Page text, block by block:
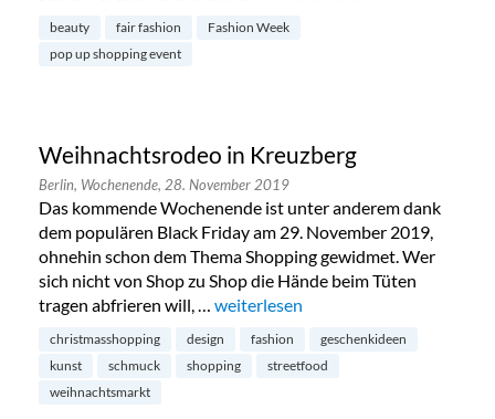
beauty fair fashion
Fashion Week
pop up shopping event
Weihnachtsrodeo in Kreuzberg
Berlin, Wochenende, 28. November 2019
Das kommende Wochenende ist unter anderem dank
dem populären Black Friday am 29. November 2019,
ohnehin schon dem Thema Shopping gewidmet. Wer
sich nicht von Shop zu Shop die Hände beim Tüten
tragen abfrieren will, … „Weihnachtsrodeo in Kreuzberg“
weiterlesen
christmasshopping design fashion
geschenkideen
kunst
schmuck shopping
streetfood
weihnachtsmarkt